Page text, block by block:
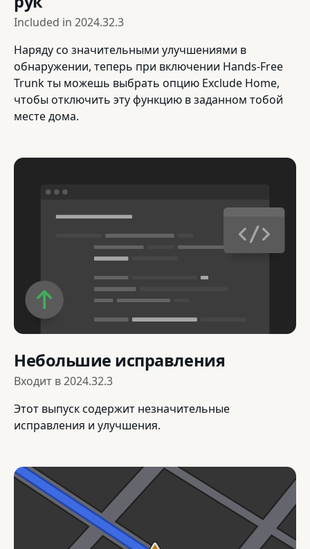
Included in 2024.32.3
Наряду со значительными улучшениями в
обнаружении, теперь при включении Hands-Free
Trunk ты можешь выбрать опцию Exclude Home,
чтобы отключить эту функцию в заданном тобой
месте дома.
Небольшие исправления
Входит в2024.32.3
Этот выпуск содержит незначительные
исправления и улучшения.